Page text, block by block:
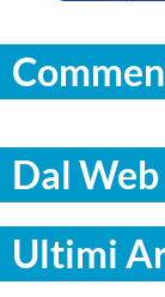
Dal Web
Ultimi
PALERMO